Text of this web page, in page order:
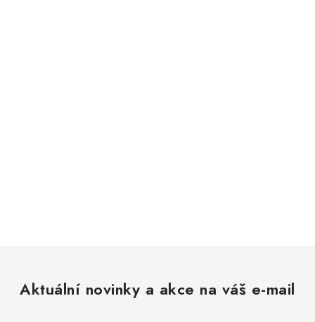
Aktuální novinky a akce na váš e-mail